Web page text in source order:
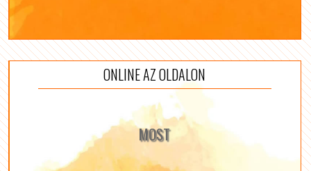
ONLINE AZ OLDALON
MOST